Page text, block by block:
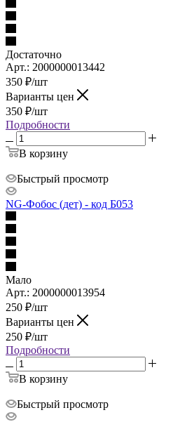
Достаточно
Арт.: 2000000013442
350 ₽/шт
Варианты цен
350 ₽/шт
Подробности
В корзину
Быстрый просмотр
NG-Фобос (дет) - код Б053
Мало
Арт.: 2000000013954
250 ₽/шт
Варианты цен
250 ₽/шт
Подробности
В корзину
Быстрый просмотр